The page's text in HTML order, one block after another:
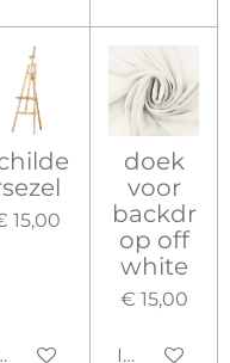
15,00
winkelwagen
doek
voor
backdr
op off
white
€ 15,00
In